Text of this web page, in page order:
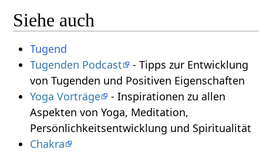
Siehe auch
Tugend
Tugenden Podcast
- Tipps zur Entwicklung
von Tugenden und Positiven Eigenschaften
Yoga Vorträge
- Inspirationen zu allen
Aspekten von Yoga, Meditation,
Persönlichkeitsentwicklung und Spiritualität
Chakra